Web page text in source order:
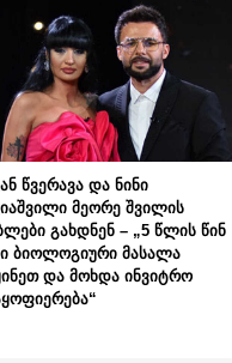
წვერავა და ნინი
მეორე შვილის
გახდნენ – „5 წლის წინ
ბიოლოგიური მასალა
და მოხდა ინვიტრო